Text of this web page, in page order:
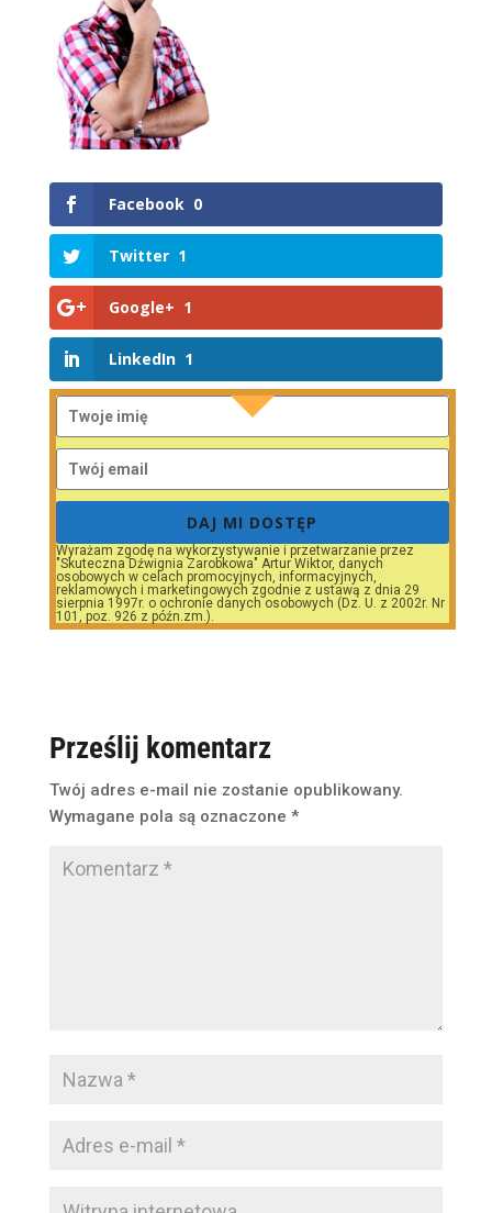
Facebook 0
Twitter 1
Google+ 1
LinkedIn 1
DAJ MI DOSTĘP
Wyrażam zgodę na wykorzystywanie i przetwarzanie przez
"Skuteczna Dźwignia Zarobkowa" Artur Wiktor, danych
osobowych w celach promocyjnych, informacyjnych,
reklamowych i marketingowych zgodnie z ustawą z dnia 29
sierpnia 1997r. o ochronie danych osobowych (Dz. U. z 2002r. Nr
101, poz. 926 z późn.zm.).
Prześlij komentarz
Twój adres e-mail nie zostanie opublikowany.
Wymagane pola są oznaczone *